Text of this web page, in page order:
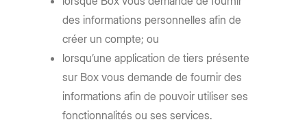
des informations personnelles afin de
créer un compte; ou
lorsqu’une application de tiers présente
sur Box vous demande de fournir des
informations afin de pouvoir utiliser ses
fonctionnalités ou ses services.